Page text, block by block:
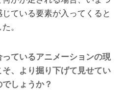
ている要素が入ってくると
。
ているアニメーションの現
、より掘り下げて見せてい
しょうか？